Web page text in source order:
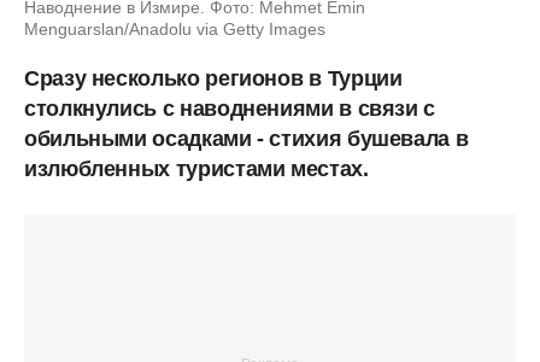
Наводнение в Измире. Фото: Mehmet Emin
Menguarslan/Anadolu via Getty Images
Сразу несколько регионов в Турции
столкнулись с наводнениями в связи с
обильными осадками - стихия бушевала в
излюбленных туристами местах.